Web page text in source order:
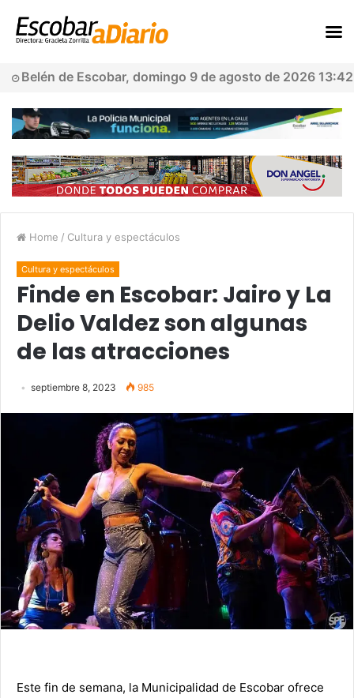
Belén de Escobar, domingo 9 de agosto de 2026 13:42
Home / Cultura y espectáculos
Cultura y espectáculos
Finde en Escobar: Jairo y La
Delio Valdez son algunas
de las atracciones
septiembre 8, 2023 985
Este fin de semana, la Municipalidad de Escobar ofrece